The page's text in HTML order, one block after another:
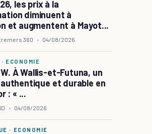
Guadeloupéen
au
touristique
Yanis Foy a déjà connu près de
les prix à la
diminuent à
et augmentent à Mayot...
360 • 04/08/2026
· ECONOMIE
À Wallis-et-Futuna, un
et durable en
: « ...
• 04/08/2026
· ECONOMIE